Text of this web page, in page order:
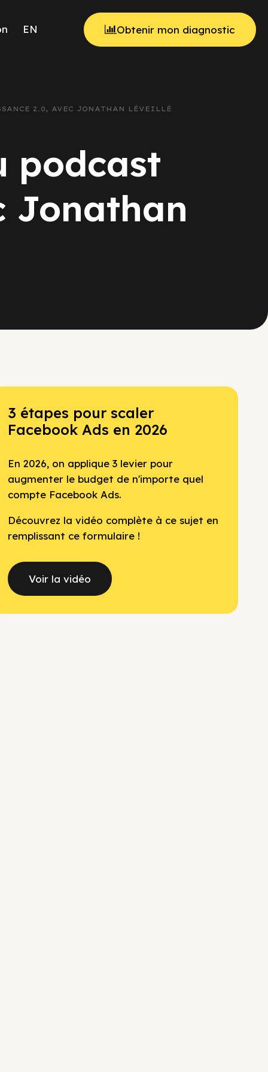
EN Obtenir mon diagnostic
2.0, AVEC JONATHAN LÉVEILLÉ
podcast
Jonathan
3 étapes pour scaler
Facebook Ads en 2026
En 2026, on applique 3 levier pour
augmenter le budget de n'importe quel
compte Facebook Ads.
Découvrez la vidéo complète à ce sujet en
remplissant ce formulaire !
Voir la vidéo